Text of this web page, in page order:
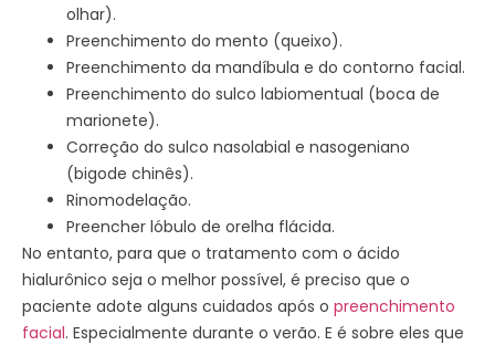
olhar).
Preenchimento do mento (queixo).
Preenchimento da mandíbula e do contorno facial.
Preenchimento do sulco labiomentual (boca de
marionete).
Correção do sulco nasolabial e nasogeniano
(bigode chinês).
Rinomodelação.
Preencher lóbulo de orelha flácida.
No entanto, para que o tratamento com o ácido
hialurônico seja o melhor possível, é preciso que o
paciente adote alguns cuidados após o preenchimento
facial. Especialmente durante o verão. E é sobre eles que